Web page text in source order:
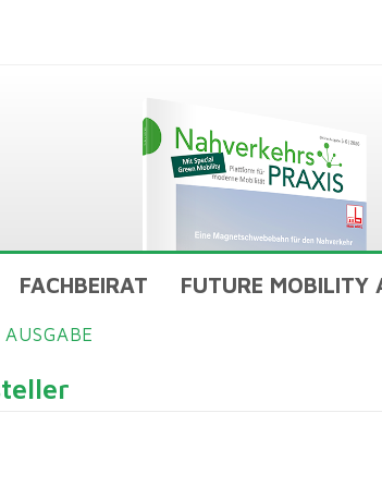
FACHBEIRAT FUTURE MOBILITY